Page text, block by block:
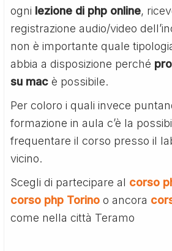
ogni lezione di php online,
registrazione audio/video
non è importante quale
abbia a disposizione perché
su mac è possibile.
Per coloro i quali invece
formazione in aula c’è la
frequentare il corso presso il
vicino.
Scegli di partecipare al corso
corso php Torino o ancora
come nella città Teramo